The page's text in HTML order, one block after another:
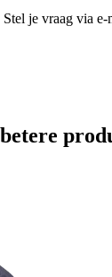
je vraag via